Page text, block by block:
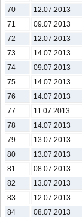
70
12.07.2013
71
09.07.2013
72
12.07.2013
73
14.07.2013
74
09.07.2013
75
14.07.2013
76
14.07.2013
77
11.07.2013
78
14.07.2013
79
13.07.2013
80
13.07.2013
81
08.07.2013
82
13.07.2013
83
12.07.2013
84
08.07.2013